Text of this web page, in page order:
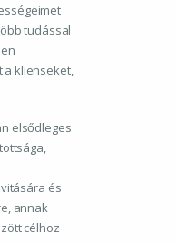
tudással
a klienseket,
elsődleges
és
annak
célhoz